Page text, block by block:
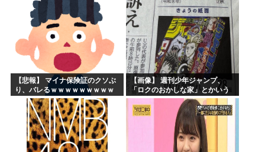
高市早苗、被爆体験者と面会するも発言を禁止し握手のみ許可...
大谷翔平が今永昇太を睨みつける様子に全米騒然！←「最高の...
6月の消費支出-3.3%で7か月連続マイナス 総務省「貯...
韓国人「熊本地震で見る日本の土木技術の完全勝利をご覧くだ...
【悲報】 マイナ保険証のクソぶ
り、バレるｗｗｗｗｗｗｗｗｗ
【画像】 週刊少年ジャンプ、
「ロクのおかしな家」とかいう
微妙な漫画を巻頭カラーにした
せいで100万部切る